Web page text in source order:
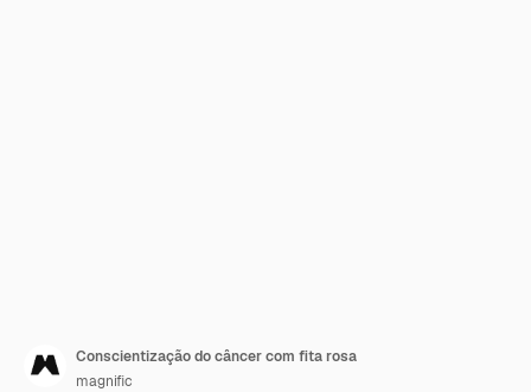
Conscientização do câncer com fita rosa
magnific